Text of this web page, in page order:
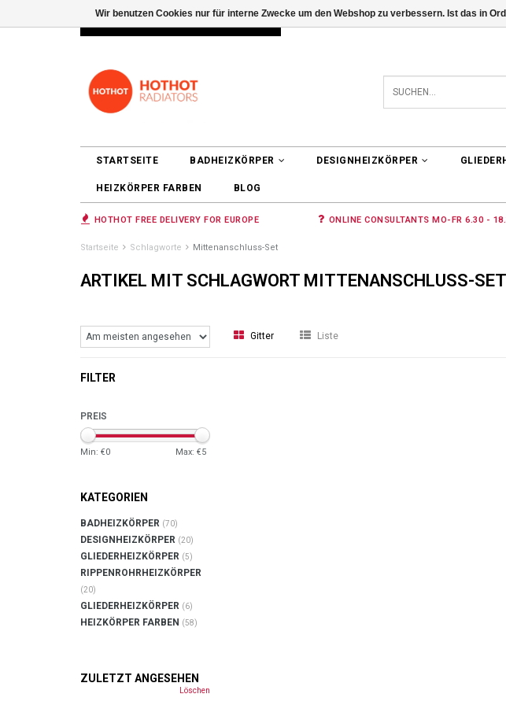
INFO@RADIATORS.SHOP ANMELDEN 0 ARTIKEL €0,00
STARTSEITE BADHEIZKÖRPER DESIGNHEIZKÖRPER
HEIZKÖRPER FARBEN BLOG
HOTHOT FREE DELIVERY FOR EUROPE ONLINE CONSULTANTS MO-FR 6.30 -
Startseite Schlagworte Mittenanschluss-Set
ARTIKEL MIT SCHLAGWORT MITTENANSCHLUSS-SET
Gitter Liste
FILTER
PREIS
Min: €0 Max: €5
KATEGORIEN
BADHEIZKÖRPER (70)
DESIGNHEIZKÖRPER (20)
GLIEDERHEIZKÖRPER (5)
RIPPENROHRHEIZKÖRPER
(20)
GLIEDERHEIZKÖRPER (6)
HEIZKÖRPER FARBEN (58)
ZULETZT ANGESEHEN
Löschen
Wir benutzen Cookies nur für interne Zwecke um den Webshop zu verbessern. Ist das in